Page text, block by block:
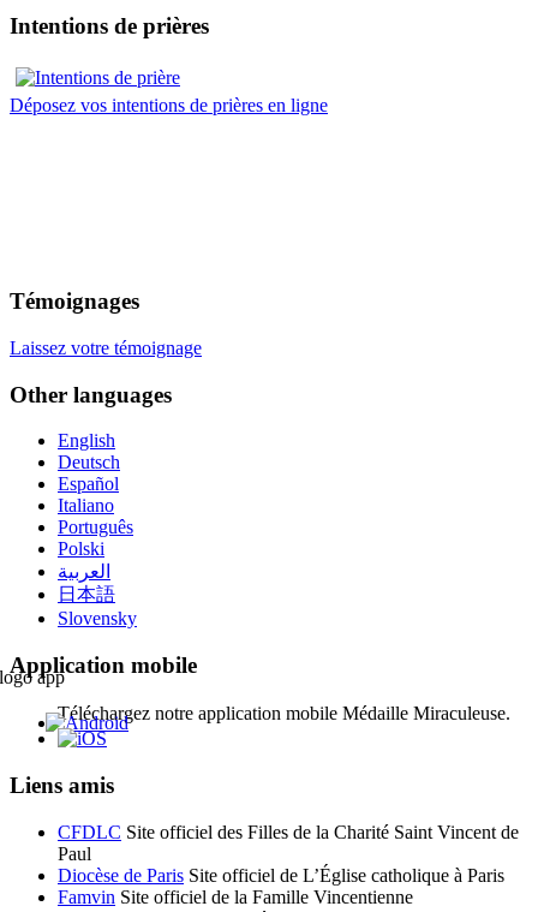
Intentions de prières
Déposez vos intentions de prières en ligne
Témoignages
Laissez votre témoignage
Other languages
English
Deutsch
Español
Italiano
Português
Polski
العربية
日本語
Slovensky
Application mobile
Téléchargez notre application mobile Médaille Miraculeuse.
Liens amis
CFDLC Site officiel des Filles de la Charité Saint Vincent de
Paul
Diocèse de Paris Site officiel de L’Église catholique à Paris
Famvin Site officiel de la Famille Vincentienne